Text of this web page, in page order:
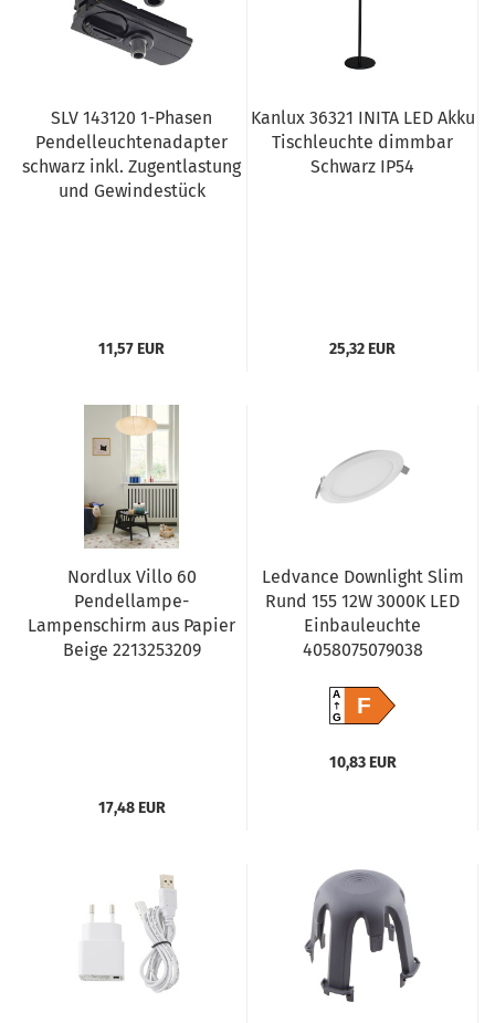
SLV 143120 1-Phasen
Pendelleuchtenadapter
schwarz inkl. Zugentlastung
und Gewindestück
11,57 EUR
Kanlux 36321 INITA LED Akku
Tischleuchte dimmbar
Schwarz IP54
25,32 EUR
Nordlux Villo 60
Pendellampe-
Lampenschirm aus Papier
Beige 2213253209
17,48 EUR
Ledvance Downlight Slim
Rund 155 12W 3000K LED
Einbauleuchte
4058075079038
A
GF
10,83 EUR